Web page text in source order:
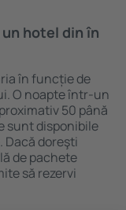
hotel din în
în funcție de
O noapte într-un
50 până
sunt disponibile
Dacă doreşti
de pachete
să rezervi